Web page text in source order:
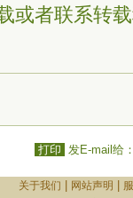
或者联系转
打印 发E-mail给
关于我们 网站声明